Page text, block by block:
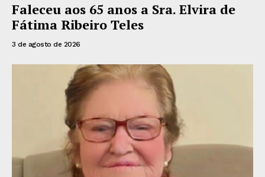
Faleceu aos 65 anos a Sra. Elvira de
Fátima Ribeiro Teles
3 de agosto de 2026